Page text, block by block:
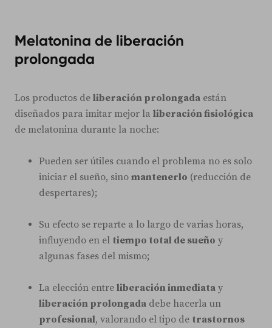
Melatonina de liberación
prolongada
Los productos de liberación prolongada están
diseñados para imitar mejor la liberación fisiológica
de melatonina durante la noche:
Pueden ser útiles cuando el problema no es solo
iniciar el sueño, sino mantenerlo (reducción de
despertares);
Su efecto se reparte a lo largo de varias horas,
influyendo en el tiempo total de sueño y
algunas fases del mismo;
La elección entre liberación inmediata y
liberación prolongada debe hacerla un
profesional, valorando el tipo de trastornos